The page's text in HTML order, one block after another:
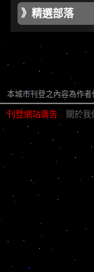
》 精選部落
本城市刊登之內容為作者
刊登網站廣告 關於我